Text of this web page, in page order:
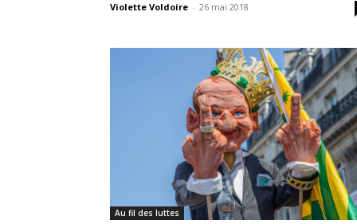
Violette Voldoire - 26 mai 2018
Au fil des luttes